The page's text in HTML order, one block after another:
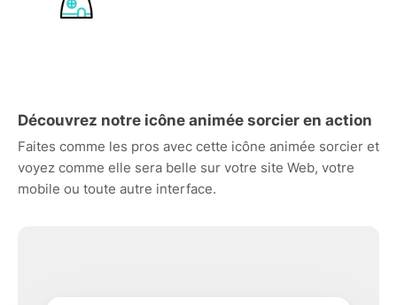
Découvrez notre icône animée sorcier en action
Faites comme les pros avec cette icône animée sorcier et
voyez comme elle sera belle sur votre site Web, votre
mobile ou toute autre interface.